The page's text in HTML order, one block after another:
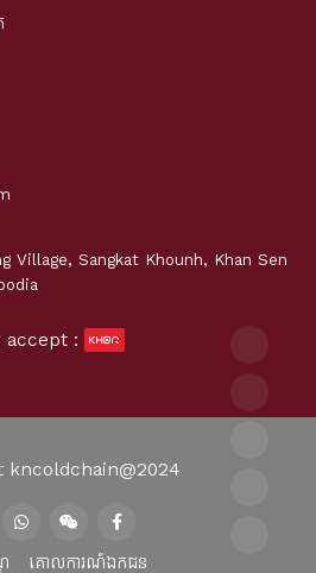
Village, Sangkat Khounh, Khan Sen
accept :
kncoldchain@2024
គោលការណ៍ឯកជន